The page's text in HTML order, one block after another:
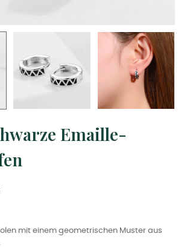
Emaille-
mit einem geometrischen Muster aus